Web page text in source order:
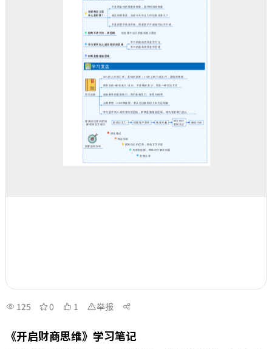
125 0 1 举报
《开启财商思维》学习笔记